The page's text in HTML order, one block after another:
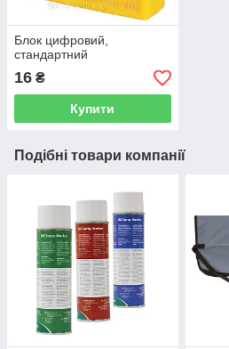
Блок цифровий,
стандартний
16 ₴
Купити
Подібні товари компанії